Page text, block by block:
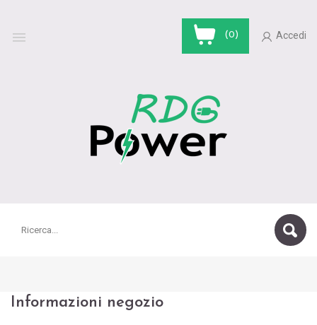
 Accedi
(0)
Informazioni negozio